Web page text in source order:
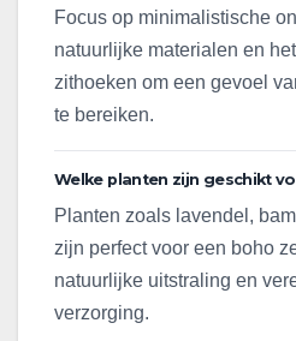
Focus op minimalistische
natuurlijke materialen en
zithoeken om een gevoel
te bereiken.
Welke planten zijn geschikt
Planten zoals lavendel,
zijn perfect voor een boho
natuurlijke uitstraling en
verzorging.